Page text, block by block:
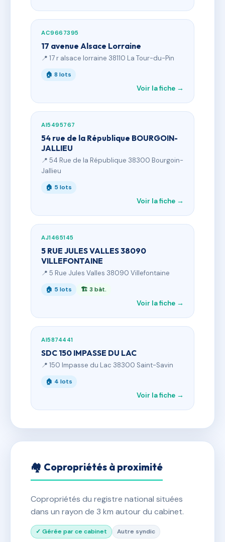
AC9667395
17 avenue Alsace Lorraine
📍 17 r alsace lorraine 38110 La Tour-du-Pin
🏠 8 lots
Voir la fiche →
AI5495767
54 rue de la République BOURGOIN-
JALLIEU
📍 54 Rue de la République 38300 Bourgoin-
Jallieu
🏠 5 lots
Voir la fiche →
AJ1465145
5 RUE JULES VALLES 38090
VILLEFONTAINE
📍 5 Rue Jules Valles 38090 Villefontaine
🏠 5 lots 🏗 3 bât.
Voir la fiche →
AI5874441
SDC 150 IMPASSE DU LAC
📍 150 Impasse du Lac 38300 Saint-Savin
🏠 4 lots
Voir la fiche →
🏘 Copropriétés à proximité
Copropriétés du registre national situées
dans un rayon de 3 km autour du cabinet.
✓ Gérée par ce cabinet Autre syndic